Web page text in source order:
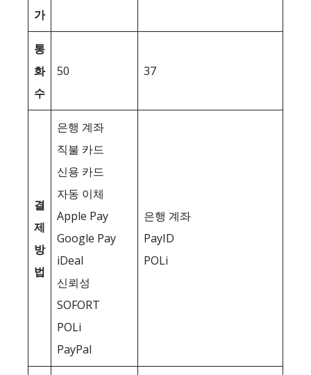
가
통
화
수
50 37
결
제
방
법
은행 계좌
직불 카드
신용 카드
자동 이체
Apple Pay
Google Pay
iDeal
신뢰성
SOFORT
POLi
PayPal
은행 계좌
PayID
POLi